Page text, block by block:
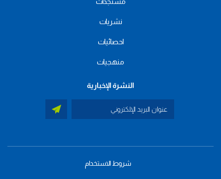
نشريات
احصائيات
منهجيات
النشرة الإخبارية
شروط الاستخدام